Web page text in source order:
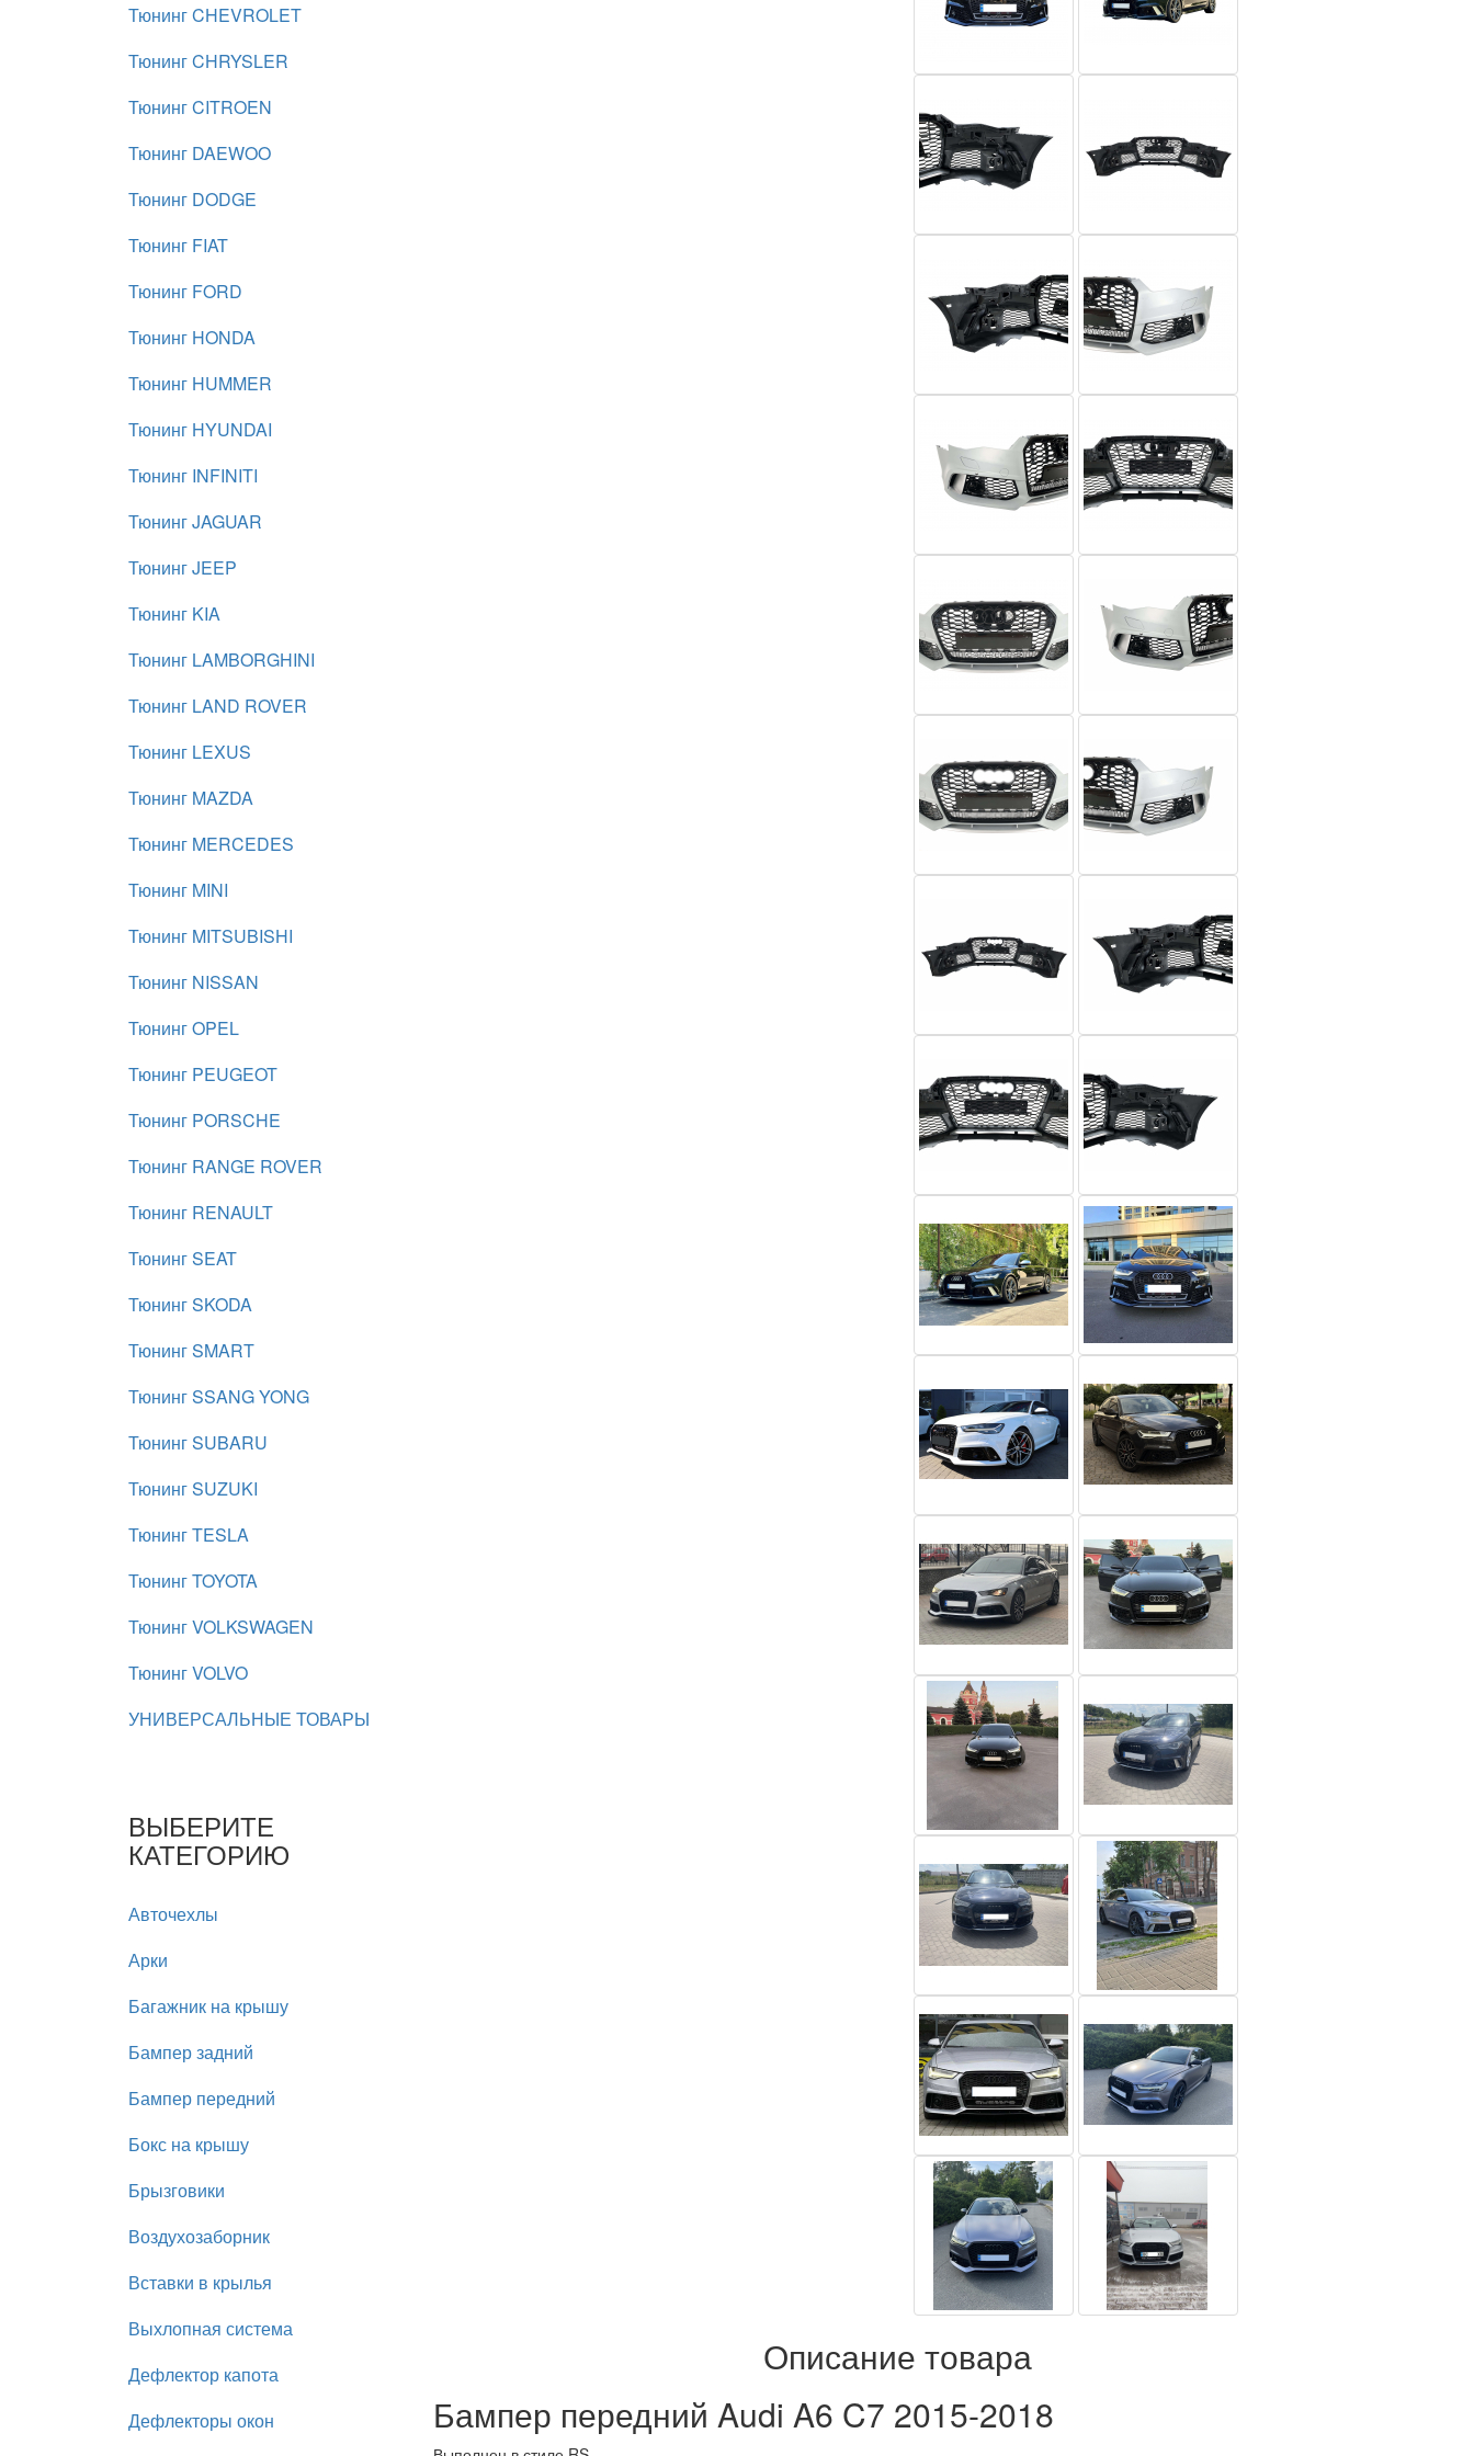
Тюнинг CHEVROLET
Тюнинг CHRYSLER
Тюнинг CITROEN
Тюнинг DAEWOO
Тюнинг DODGE
Тюнинг FIAT
Тюнинг FORD
Тюнинг HONDA
Тюнинг HUMMER
Тюнинг HYUNDAI
Тюнинг INFINITI
Тюнинг JAGUAR
Тюнинг JEEP
Тюнинг KIA
Тюнинг LAMBORGHINI
Тюнинг LAND ROVER
Тюнинг LEXUS
Тюнинг MAZDA
Тюнинг MERCEDES
Тюнинг MINI
Тюнинг MITSUBISHI
Тюнинг NISSAN
Тюнинг OPEL
Тюнинг PEUGEOT
Тюнинг PORSCHE
Тюнинг RANGE ROVER
Тюнинг RENAULT
Тюнинг SEAT
Тюнинг SKODA
Тюнинг SMART
Тюнинг SSANG YONG
Тюнинг SUBARU
Тюнинг SUZUKI
Тюнинг TESLA
Тюнинг TOYOTA
Тюнинг VOLKSWAGEN
Тюнинг VOLVO
УНИВЕРСАЛЬНЫЕ ТОВАРЫ
ВЫБЕРИТЕ
КАТЕГОРИЮ
Авточехлы
Арки
Багажник на крышу
Бампер задний
Бампер передний
Бокс на крышу
Брызговики
Воздухозаборник
Вставки в крылья
Выхлопная система
Дефлектор капота
Дефлекторы окон
Описание товара
Бампер передний Audi A6 C7 2015-2018